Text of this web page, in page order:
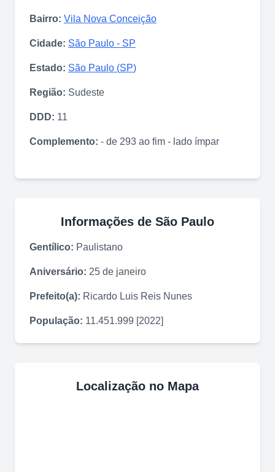
Bairro: Vila Nova Conceição
Cidade: São Paulo - SP
Estado: São Paulo (SP)
Região: Sudeste
DDD: 11
Complemento: - de 293 ao fim - lado ímpar
Informações de São Paulo
Gentílico: Paulistano
Aniversário: 25 de janeiro
Prefeito(a): Ricardo Luis Reis Nunes
População: 11.451.999 [2022]
Localização no Mapa